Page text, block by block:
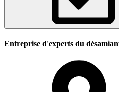
Entreprise d'experts du